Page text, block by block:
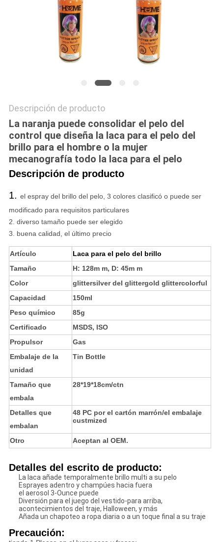
PRIVACIDAD
Descripción de producto
La naranja puede consolidar el pelo del
control que diseña la laca para el pelo del
brillo para el hombre o la mujer
mecanografía todo la laca para el pelo
Descripción de producto
1. el espray del brillo del pelo, 3 colores clasificó o puede ser
modificado para requisitos particulares
2. diverso tamaño puede ser elegido
3. buena calidad, el último precio
Artículo
Laca para el pelo del brillo
Tamaño
H: 128m m, D: 45m m
Color
glittersilver del glittergold glittercolorful
Capacidad
150ml
Peso químico
85g
Certificado
MSDS, ISO
Propulsor
Gas
Embalaje de la
unidad
Tin Bottle
Tamaño que
embala
28*19*18cm/ctn
Detalles que
embalan
48 PC por el cartón marrón/el embalaje
custmized
Otro Aceptan al OEM.
Detalles del escrito de producto:
La laca añade temporalmente brillo multi a su pelo
Esprayes adentro y champúes hacia fuera
el aerosol 3-Ounce puede
Diversión para el juego del vestido-para arriba,
acontecimientos del traje, Halloween, y más
Añada un chapoteo a ropa diaria o a un toque final a su traje
Precaución: